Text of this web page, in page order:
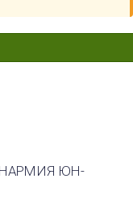
ЮН-